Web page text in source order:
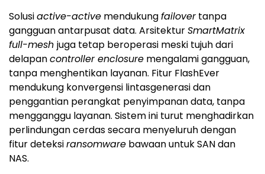
Solusiactive-active mendukungfailovertanpa
gangguan antarpusat data. ArsitekturSmartMatrix
full-mesh juga tetap beroperasi meski tujuh dari
delapancontroller enclosure mengalami gangguan,
tanpa menghentikan layanan. Fitur FlashEver
mendukung konvergensi lintasgenerasi dan
penggantian perangkat penyimpanan data, tanpa
mengganggu layanan. Sistem ini turut menghadirkan
perlindungan cerdas secara menyeluruh dengan
fitur deteksiransomware bawaan untuk SAN dan
NAS.